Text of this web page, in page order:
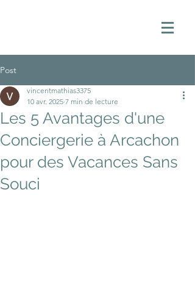
Post
Les 5 Avantages d'une
Conciergerie à Arcachon
pour des Vacances Sans
Souci
vincentmathias3375
10 avr. 2025 7 min de lecture